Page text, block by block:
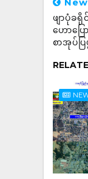
ဖျာပုံခ
ဟောပြေ
စာအုပ်ပ